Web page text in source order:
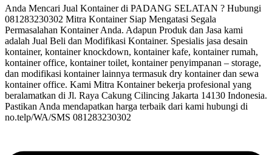
Anda Mencari Jual Kontainer di PADANG SELATAN ? Hubungi
081283230302 Mitra Kontainer Siap Mengatasi Segala
Permasalahan Kontainer Anda. Adapun Produk dan Jasa kami
adalah Jual Beli dan Modifikasi Kontainer. Spesialis jasa desain
kontainer, kontainer knockdown, kontainer kafe, kontainer rumah,
kontainer office, kontainer toilet, kontainer penyimpanan – storage,
dan modifikasi kontainer lainnya termasuk dry kontainer dan sewa
kontainer office. Kami Mitra Kontainer bekerja profesional yang
beralamatkan di Jl. Raya Cakung Cilincing Jakarta 14130 Indonesia.
Pastikan Anda mendapatkan harga terbaik dari kami hubungi di
no.telp/WA/SMS 081283230302